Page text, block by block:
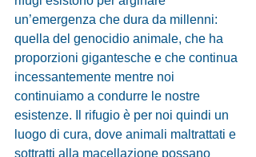
un’emergenza che dura da millenni:
quella del genocidio animale, che ha
proporzioni gigantesche e che continua
incessantemente mentre noi
continuiamo a condurre le nostre
esistenze. Il rifugio è per noi quindi un
luogo di cura, dove animali maltrattati e
sottratti alla macellazione possano